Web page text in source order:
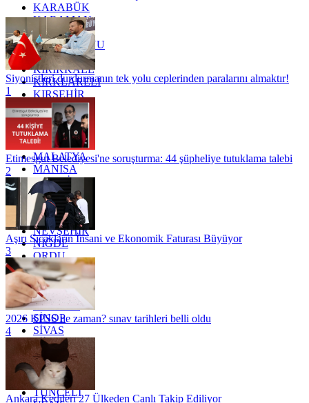
KARABÜK
KARAMAN
KARS
KASTAMONU
KAYSERİ
KIRIKKALE
KIRKLARELİ
KIRŞEHİR
KOCAELİ
KONYA
KÜTAHYA
KİLİS
MALATYA
MANİSA
MARDİN
MERSİN
MUĞLA
MUŞ
NEVŞEHİR
NİĞDE
ORDU
OSMANİYE
RİZE
SAKARYA
SAMSUN
SİNOP
SİVAS
SİİRT
TEKİRDAĞ
TOKAT
TRABZON
TUNCELİ
Siyonistleri durdurmanın tek yolu ceplerinden paralarını almaktır!
1
Etimesgut Belediyesi'ne soruşturma: 44 şüpheliye tutuklama talebi
2
Aşırı Sıcakların İnsani ve Ekonomik Faturası Büyüyor
3
2026 KPSS ne zaman? sınav tarihleri belli oldu
4
Ankara Kedileri 27 Ülkeden Canlı Takip Ediliyor